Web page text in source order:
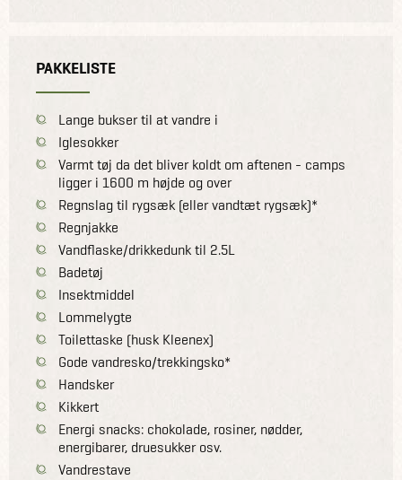
PAKKELISTE
Lange bukser til at vandre i
Iglesokker
Varmt tøj da det bliver koldt om aftenen - camps
ligger i 1600 m højde og over
Regnslag til rygsæk (eller vandtæt rygsæk)*
Regnjakke
Vandflaske/drikkedunk til 2.5L
Badetøj
Insektmiddel
Lommelygte
Toilettaske (husk Kleenex)
Gode vandresko/trekkingsko*
Handsker
Kikkert
Energi snacks: chokolade, rosiner, nødder,
energibarer, druesukker osv.
Vandrestave